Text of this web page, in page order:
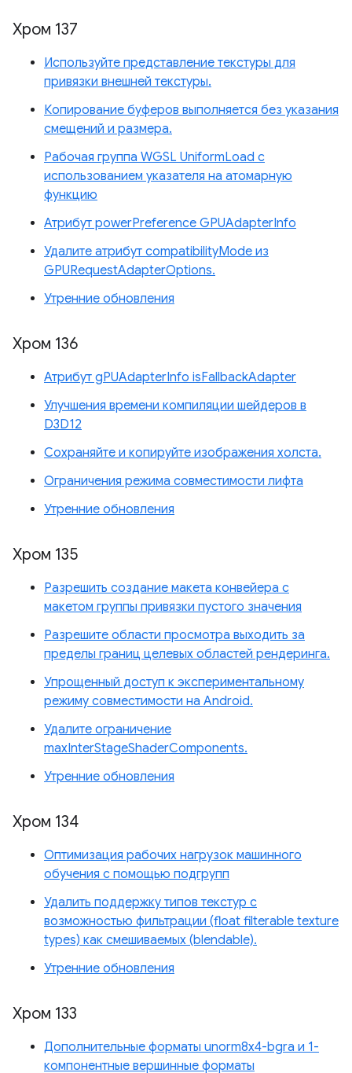
Хром 137
Используйте представление текстуры для
привязки внешней текстуры.
Копирование буферов выполняется без указания
смещений и размера.
Рабочая группа WGSL UniformLoad с
использованием указателя на атомарную
функцию
Атрибут powerPreference GPUAdapterInfo
Удалите атрибут compatibilityMode из
GPURequestAdapterOptions.
Утренние обновления
Хром 136
Атрибут gPUAdapterInfo isFallbackAdapter
Улучшения времени компиляции шейдеров в
D3D12
Сохраняйте и копируйте изображения холста.
Ограничения режима совместимости лифта
Утренние обновления
Хром 135
Разрешить создание макета конвейера с
макетом группы привязки пустого значения
Разрешите области просмотра выходить за
пределы границ целевых областей рендеринга.
Упрощенный доступ к экспериментальному
режиму совместимости на Android.
Удалите ограничение
maxInterStageShaderComponents.
Утренние обновления
Хром 134
Оптимизация рабочих нагрузок машинного
обучения с помощью подгрупп
Удалить поддержку типов текстур с
возможностью фильтрации (float filterable texture
types) как смешиваемых (blendable).
Утренние обновления
Хром 133
Дополнительные форматы unorm8x4-bgra и 1-
компонентные вершинные форматы